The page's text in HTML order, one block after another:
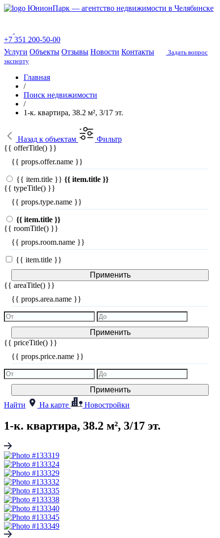
ЮнионПарк — агентство недвижимости в Челябинске
+7 351 200-50-00
Услуги Объекты Отзывы Новости Контакты
Задать вопрос
эксперту
Главная
/
Поиск недвижимости
/
1-к. квартира, 38.2 м², 3/17 эт.
Назад к объектам
Фильтр
{{ offerTitle() }}
{{ props.offer.name }}
{{ item.title }} {{ item.title }}
{{ typeTitle() }}
{{ props.type.name }}
{{ item.title }}
{{ roomTitle() }}
{{ props.room.name }}
{{ item.title }}
Применить
{{ areaTitle() }}
{{ props.area.name }}
Применить
{{ priceTitle() }}
{{ props.price.name }}
Применить
Найти
На карте Новостройки
1-к. квартира, 38.2 м², 3/17 эт.